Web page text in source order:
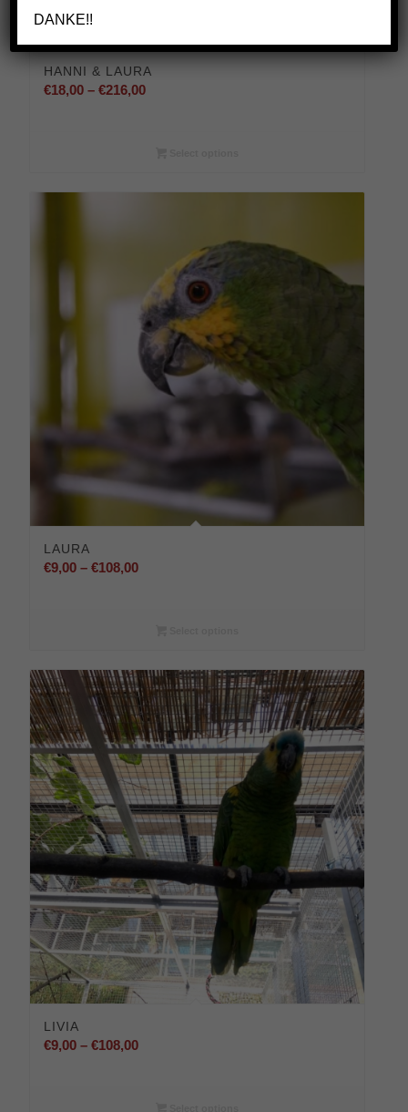
HANNI & LAURA
€18,00 –€216,00Preisspanne:
LAURA
€9,00 –€108,00Preisspanne:
LIVIA
€9,00 –€108,00Preisspanne:
DANKE!!